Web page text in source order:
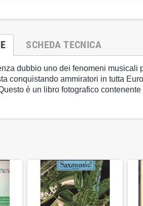
SCHEDA TECNICA
dubbio uno dei fenomeni
conquistando ammiratori in tutta
è un libro fotografico